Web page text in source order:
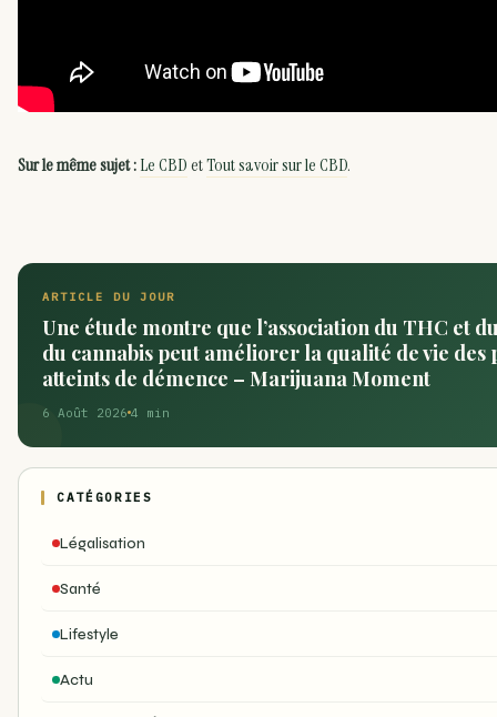
Sur le même sujet :Le CBDetTout savoir sur le CBD.
ARTICLE DU JOUR
Une étude montre que l’association du THC et
du cannabis peut améliorer la qualité de vie des
atteints de démence – Marijuana Moment
6 Août 2026 4 min
CATÉGORIES
Légalisation
Santé
Lifestyle
Actu